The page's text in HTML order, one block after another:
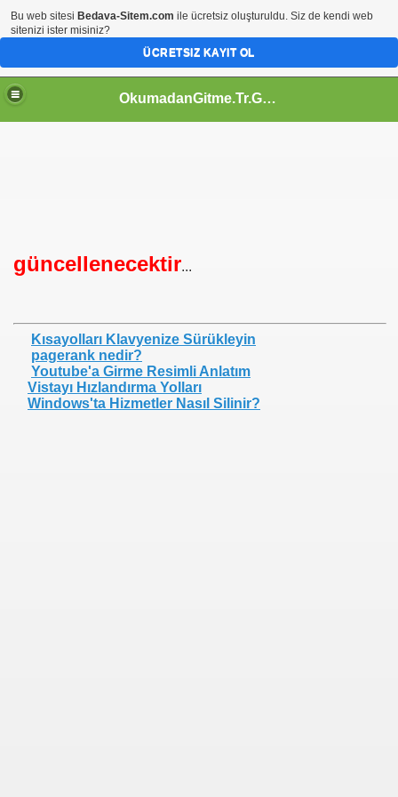
OkumadanGitme.Tr.Gg | Eğlence | Siten İçin | Servisler |TeknoBilgi | İzle Ögren | Webmaster | Tr.Gg |
güncellenecektir...
Kısayolları Klavyenize Sürükleyin
pagerank nedir?
Youtube'a Girme Resimli Anlatım
Vistayı Hızlandırma Yolları
Windows'ta Hizmetler Nasıl Silinir?
Bu web sitesi Bedava-Sitem.com ile ücretsiz oluşturuldu. Siz de kendi web
sitenizi ister misiniz?
ÜCRETSIZ KAYIT OL